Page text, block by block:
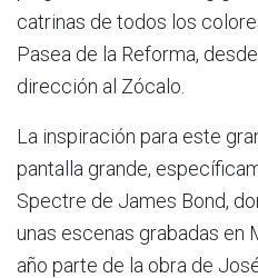
catrinas de todos los
Pasea de la Reforma,
dirección al Zócalo.
La inspiración para este
pantalla grande,
Spectre de James Bond,
unas escenas grabadas en
año parte de la obra de